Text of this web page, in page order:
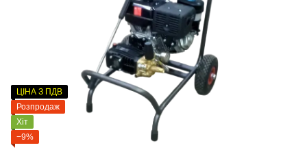
ЦІНА З ПДВ
Розпродаж
Хіт
−9%